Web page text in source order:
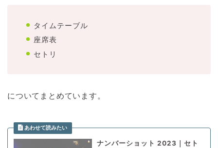
タイムテーブル
座席表
セトリ
についてまとめています。
ナンバーショット 2023｜セト